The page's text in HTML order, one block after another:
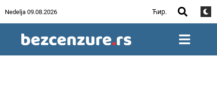
Nedelja 09.08.2026 Ћир.